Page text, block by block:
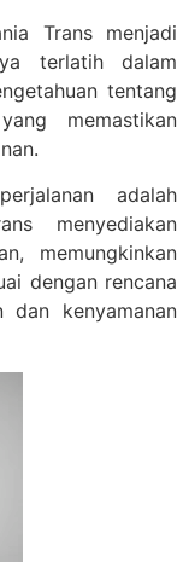
Trans menjadi
terlatih dalam
tentang
memastikan
adalah
menyediakan
memungkinkan
dengan rencana
dan kenyamanan